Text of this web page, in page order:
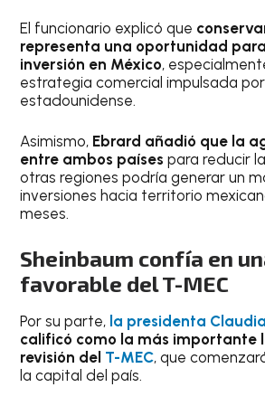
El funcionario explicó que
representa una oportunidad
inversión en México,
estrategia comercial impulsada
estadounidense.
Asimismo, Ebrard añadió que la
entre ambos países para reducir
otras regiones podría generar un
inversiones hacia territorio
meses.
Sheinbaum confía en
favorable del T-MEC
Por su parte, la presidenta
calificó como la más importante
revisión del T-MEC, que
la capital del país.